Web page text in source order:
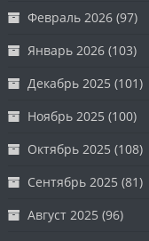
Февраль 2026 (97)
Январь 2026 (103)
Декабрь 2025 (101)
Ноябрь 2025 (100)
Октябрь 2025 (108)
Сентябрь 2025 (81)
Август 2025 (96)